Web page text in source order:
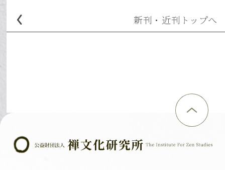
新刊・近刊 トップへ